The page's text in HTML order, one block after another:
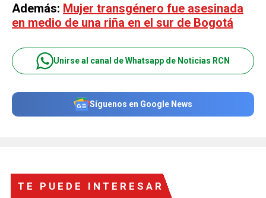
Además: Mujer transgénero fue asesinada
en medio de una riña en el sur de Bogotá
Unirse al canal de Whatsapp de Noticias RCN
Síguenos en Google News
TE PUEDE INTERESAR